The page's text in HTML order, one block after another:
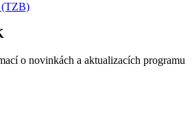
(TZB)
o novinkách a aktualizacích programu